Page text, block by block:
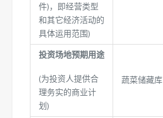
件)，即经营类型
和其它经济活动的
具体运用范围)
投资场地预期用途
(为投资人提供合
理务实的商业计
划)
蔬菜储藏库